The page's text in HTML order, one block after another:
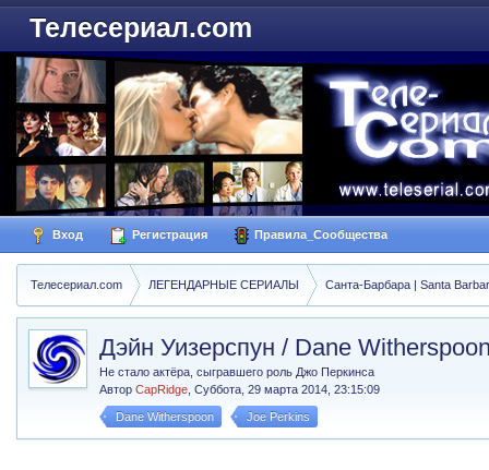
Телесериал.com
Вход Регистрация Правила_Сообщества
Телесериал.com ЛЕГЕНДАРНЫЕ СЕРИАЛЫ Санта-Барбара | Santa
Дэйн Уизерспун / Dane
Не стало актёра, сыгравшего роль Джо Перкинса
АвторCapRidge ,Суббота, 29 марта 2014, 23:15:09
Dane Witherspoon Joe Perkins